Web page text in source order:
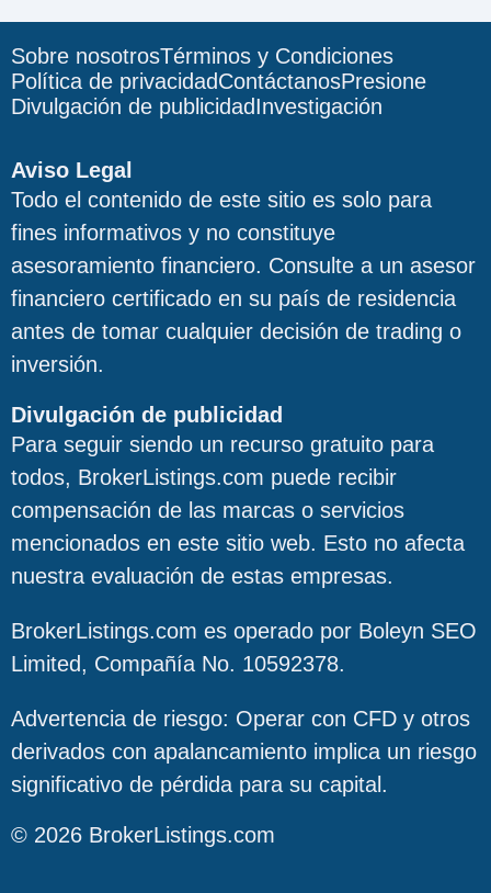
Sobre nosotrosTérminos y Condiciones
Política de privacidadContáctanosPresione
Divulgación de publicidadInvestigación
Aviso Legal
Todo el contenido de este sitio es solo para
fines informativos y no constituye
asesoramiento financiero. Consulte a un asesor
financiero certificado en su país de residencia
antes de tomar cualquier decisión de trading o
inversión.
Divulgación de publicidad
Para seguir siendo un recurso gratuito para
todos, BrokerListings.com puede recibir
compensación de las marcas o servicios
mencionados en este sitio web. Esto no afecta
nuestra evaluación de estas empresas.
BrokerListings.com es operado por Boleyn SEO
Limited, Compañía No. 10592378.
Advertencia de riesgo: Operar con CFD y otros
derivados con apalancamiento implica un riesgo
significativo de pérdida para su capital.
© 2026 BrokerListings.com